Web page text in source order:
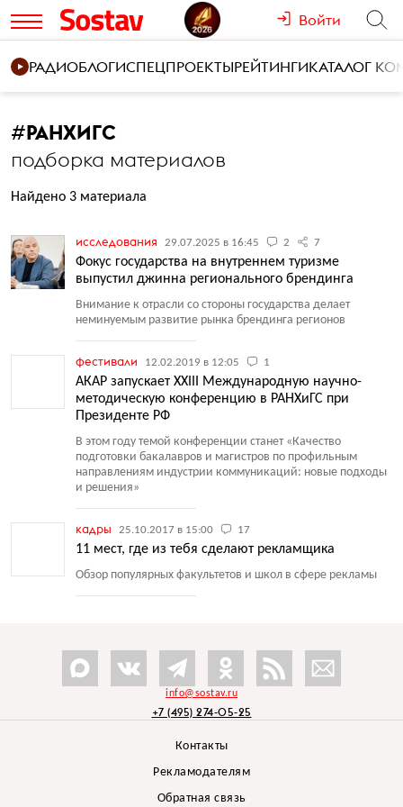
Войти
РАДИОБЛОГИСПЕЦПРОЕКТЫРЕЙТИНГИКАТАЛОГ
#РАНХИГС
подборка материалов
Найдено 3 материала
исследования 29.07.2025 в 16:45 2 7
Фокус государства на внутреннем туризме
выпустил джинна регионального брендинга
Внимание к отрасли со стороны государства делает
неминуемым развитие рынка брендинга регионов
фестивали 12.02.2019 в 12:05 1
АКАР запускает XXIII Международную научно-
методическую конференцию в РАНХиГС при
Президенте РФ
В этом году темой конференции станет «Качество
подготовки бакалавров и магистров по профильным
направлениям индустрии коммуникаций: новые подходы
и решения»
кадры 25.10.2017 в 15:00 17
11 мест, где из тебя сделают рекламщика
Обзор популярных факультетов и школ в сфере рекламы
info@sostav.ru
+7 (495) 274-05-25
Контакты
Рекламодателям
Обратная связь